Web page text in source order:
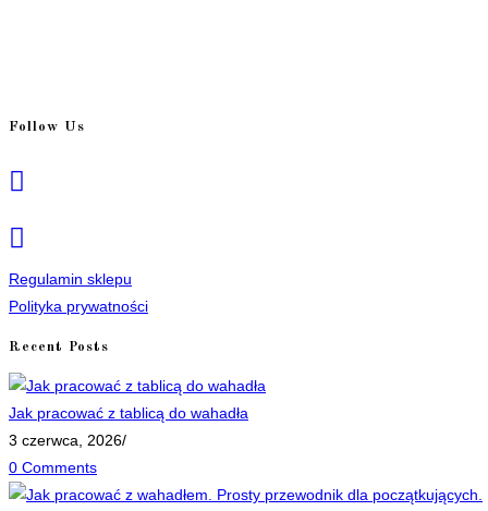
Follow Us
Regulamin sklepu
Polityka prywatności
Recent Posts
Jak pracować z tablicą do wahadła
3 czerwca, 2026/
0 Comments